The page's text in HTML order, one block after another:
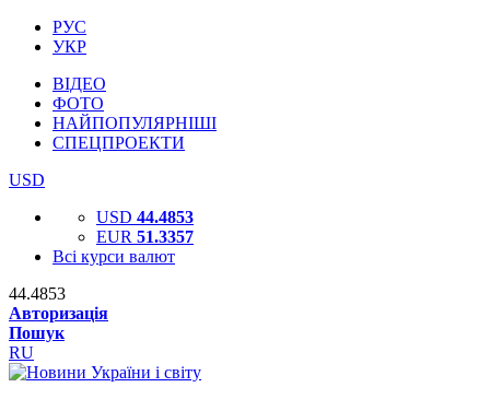
РУС
УКР
ВІДЕО
ФОТО
НАЙПОПУЛЯРНІШІ
СПЕЦПРОЕКТИ
USD
USD 44.4853
EUR 51.3357
Всі курси валют
44.4853
Авторизація
Пошук
RU